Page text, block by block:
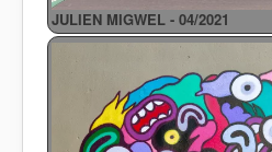
JULIEN MIGWEL - 04/2021